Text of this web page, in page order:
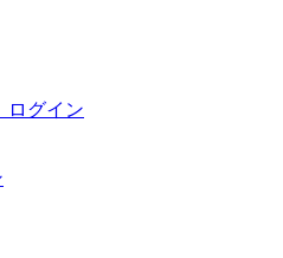
ログイン